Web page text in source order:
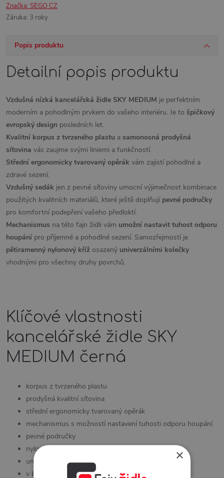
Značka: SEGO CZ
Záruka: 3 roky
Popis produktu
Detailní popis produktu
Vzdušná nízká kancelářská židle SKY MEDIUM je perfektním
moderním a pohodlným prvkem do vašeho interiéru. Je to špičkový
evropský design posledních let.
Kvalitní korpus z tvrzeného plastu a samonosná prodyšná
síťovina vás zaujme svými liniemi a funkčností.
Střední ergonomicky tvarovaný opěrák vám zajistí pohodlné a
zdravé sezení.
Vzdušný sedák jen z pevné síťoviny umocní výjimečnost kombinace
použitých kvalitních materiálů, které ještě doplňují pevné područky
pro komfortní podepření vašeho předloktí.
Mechanismus na této fajn židli vám umožní nastavit tuhost odporu
houpání pro příjemné a pohodlné sezení. Samozřejmostí je
pětiramenný nylonový kříž osazený univerzálními kolečky
vhodnými pro všechny druhy povrchů.
Klíčové vlastnosti
kancelářské židle SKY
MEDIUM černá
korpus z tvrzeného plastu
prodyšná kvalitní síťovina
střední ergonomicky tvarovaný opěrák
mechanismus s možností nastavení tuhosti odporu houpání
pevné područky
nylonový kříž
univerzální kolečka
v barevném provedení černý Mesh
×